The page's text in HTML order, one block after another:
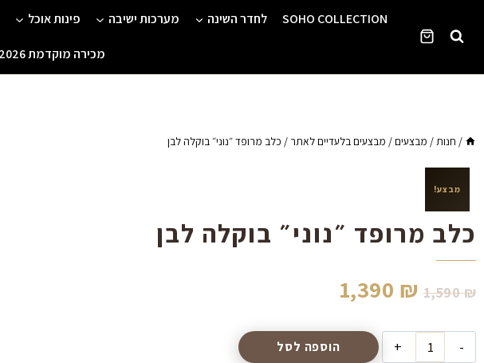
SOHO COLLECTION לחדר השינה מערכות ישיבה פינות אוכל
מכירה מוקדמת 2026
/ חנות/ מבצעים/ מבצעים בלעדיים לאתר / כלב מרופד ״נוני״ בוקלה לבן
מבצע!
כלב מרופד ״נוני״ בוקלה לבן
1,590₪
1,390 ₪
הוספה לסל